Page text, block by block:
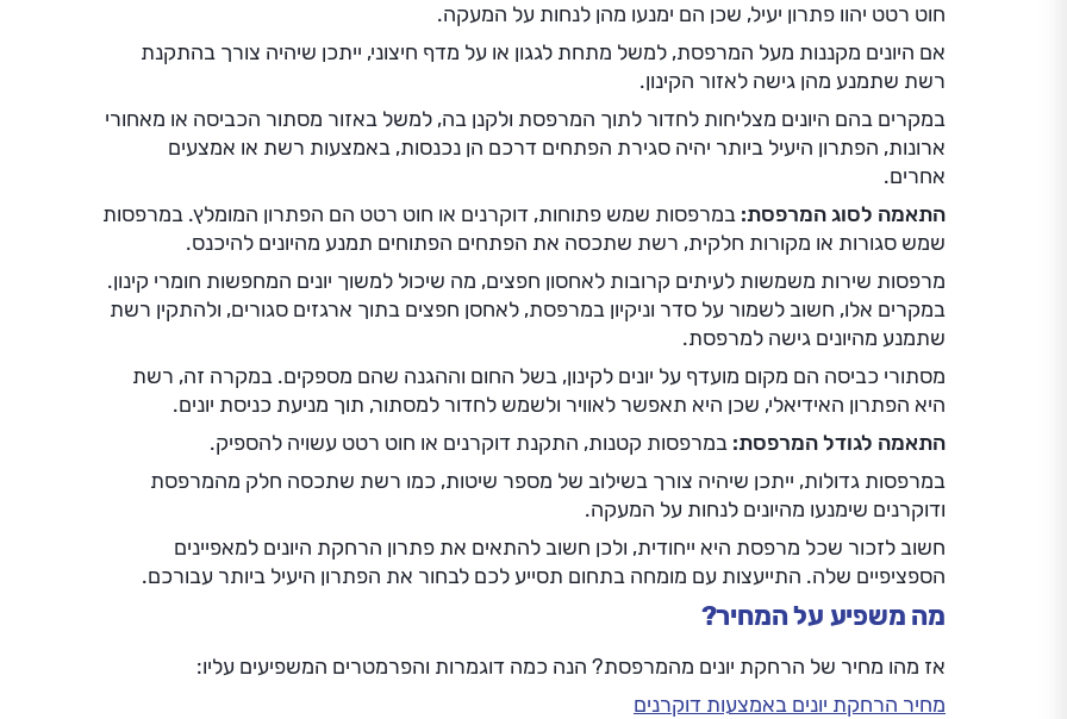
חוט רטט יהוו פתרון יעיל, שכן הם ימנעו מהן לנחות על המעקה.
אם היונים מקננות מעל המרפסת, למשל מתחת לגגון או על מדף חיצוני, ייתכן שיהיה צורך בהתקנת
רשת שתמנע מהן גישה לאזור הקינון.
במקרים בהם היונים מצליחות לחדור לתוך המרפסת ולקנן בה, למשל באזור מסתור הכביסה או מאחורי
ארונות, הפתרון היעיל ביותר יהיה סגירת הפתחים דרכם הן נכנסות, באמצעות רשת או אמצעים
אחרים.
התאמה לסוג המרפסת: במרפסות שמש פתוחות, דוקרנים או חוט רטט הם הפתרון המומלץ. במרפסות
שמש סגורות או מקורות חלקית, רשת שתכסה את הפתחים הפתוחים תמנע מהיונים להיכנס.
מרפסות שירות משמשות לעיתים קרובות לאחסון חפצים, מה שיכול למשוך יונים המחפשות חומרי קינון.
במקרים אלו, חשוב לשמור על סדר וניקיון במרפסת, לאחסן חפצים בתוך ארגזים סגורים, ולהתקין רשת
שתמנע מהיונים גישה למרפסת.
מסתורי כביסה הם מקום מועדף על יונים לקינון, בשל החום וההגנה שהם מספקים. במקרה זה, רשת
היא הפתרון האידיאלי, שכן היא תאפשר לאוויר ולשמש לחדור למסתור, תוך מניעת כניסת יונים.
התאמה לגודל המרפסת: במרפסות קטנות, התקנת דוקרנים או חוט רטט עשויה להספיק.
במרפסות גדולות, ייתכן שיהיה צורך בשילוב של מספר שיטות, כמו רשת שתכסה חלק מהמרפסת
ודוקרנים שימנעו מהיונים לנחות על המעקה.
חשוב לזכור שכל מרפסת היא ייחודית, ולכן חשוב להתאים את פתרון הרחקת היונים למאפיינים
הספציפיים שלה. התייעצות עם מומחה בתחום תסייע לכם לבחור את הפתרון היעיל ביותר עבורכם.
מה משפיע על המחיר?
אז מהו מחיר של הרחקת יונים מהמרפסת? הנה כמה דוגמרות והפרמטרים המשפיעים עליו:
מחיר הרחקת יונים באמצעות דוקרנים